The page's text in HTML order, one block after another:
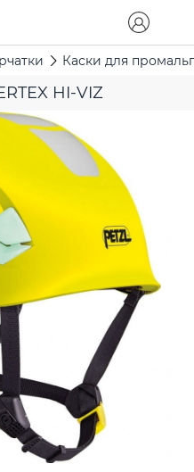
Каски для
HI-VIZ